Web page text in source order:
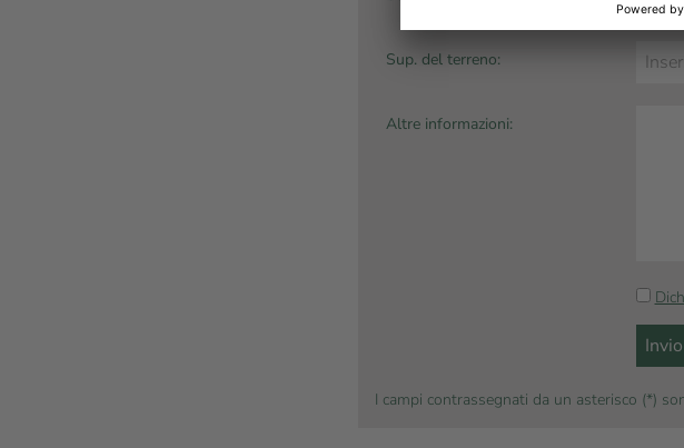
Sup. del terreno:
Altre informazioni:
I campi contrassegnati da un asterisco (*)